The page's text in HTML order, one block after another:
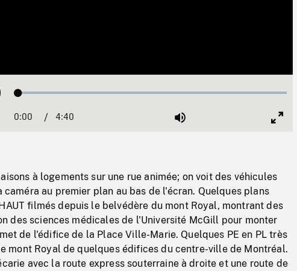
Loaded:
Current
0:00 / Duration
4:40 Mute
à logements sur une rue animée; on voit des véhicules
au premier plan au bas de l'écran. Quelques plans
filmés depuis le belvédère du mont Royal, montrant des
des sciences médicales de l'Université McGill pour monter
de l'édifice de la Place Ville-Marie. Quelques PE en PL très
mont Royal de quelques édifices du centre-ville de Montréal.
avec la route express souterraine à droite et une route de